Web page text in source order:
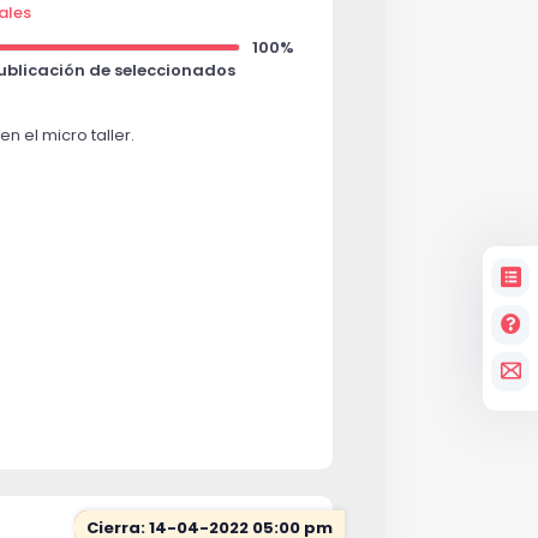
100%
de seleccionados
el micro taller.
Cierra: 14-04-2022 05:00 pm